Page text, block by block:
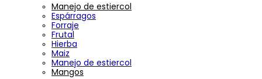
Manejo de estiercol
Espárragos
Forraje
Frutal
Hierba
Maiz
Manejo de estiercol
Mangos